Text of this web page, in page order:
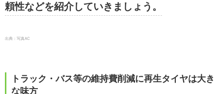
頼性などを紹介していきましょう。
出典：写真AC
トラック・バス等の維持費削減に再生タイヤは大き
な味方